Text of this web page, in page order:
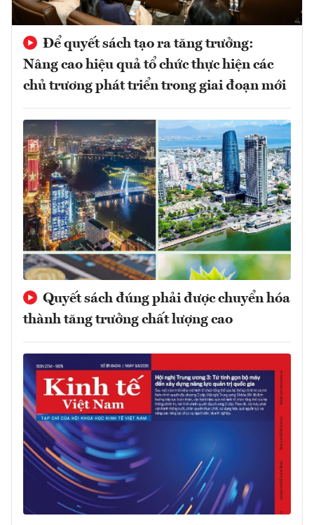
Để quyết sách tạo ra tăng trưởng:
Nâng cao hiệu quả tổ chức thực hiện các
chủ trương phát triển trong giai đoạn mới
Quyết sách đúng phải được chuyển hóa
thành tăng trưởng chất lượng cao